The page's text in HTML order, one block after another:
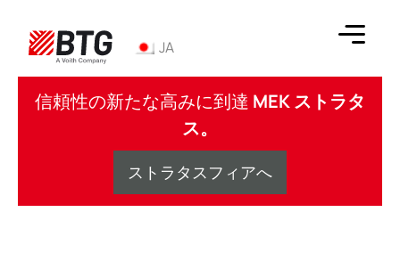
JA
信頼性の新たな高みに到達 MEK ストラタ
ス。
ストラタスフィアへ